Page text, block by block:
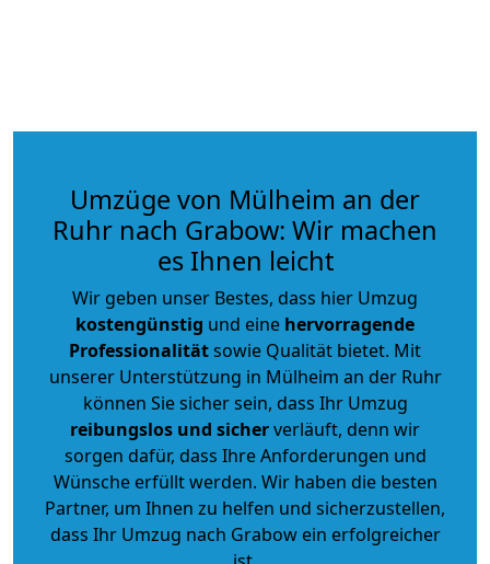
Umzüge von Mülheim an der
Ruhr nach Grabow: Wir machen
es Ihnen leicht
Wir geben unser Bestes, dass hier Umzug
kostengünstig und eine hervorragende
Professionalitätsowie Qualität bietet. Mit
unserer Unterstützung in Mülheim an der Ruhr
können Sie sicher sein, dass Ihr Umzug
reibungslos und sicherverläuft, denn wir
sorgen dafür, dass Ihre Anforderungen und
Wünsche erfüllt werden. Wir haben die besten
Partner, um Ihnen zu helfen und sicherzustellen,
dass Ihr Umzug nach Grabow ein erfolgreicher